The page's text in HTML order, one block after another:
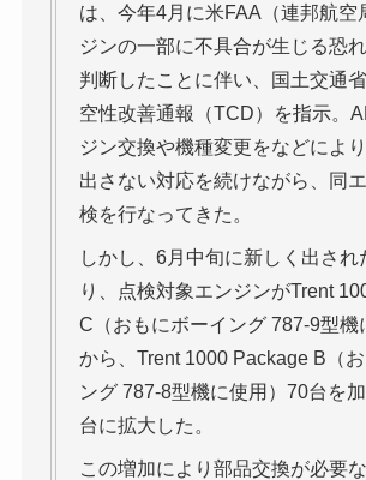
は、今年4月に米FAA（連邦航空
ジンの一部に不具合が生じる恐
判断したことに伴い、国土交通
空性改善通報（TCD）を指示。
ジン交換や機種変更をなどによ
出さない対応を続けながら、同
検を行なってきた。
しかし、6月中旬に新しく出され
り、点検対象エンジンがTrent
C（おもにボーイング 787-9型機
から、Trent 1000 Package B（
ング 787-8型機に使用）70台を
台に拡大した。
この増加により部品交換が必要